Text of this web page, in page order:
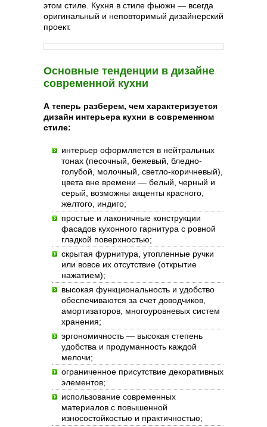
этом стиле. Кухня в стиле фьюжн — всегда
оригинальный и неповторимый дизайнерский
проект.
Основные тенденции в дизайне
современной кухни
А теперь разберем, чем характеризуется
дизайн интерьера кухни в современном
стиле:
интерьер оформляется в нейтральных
тонах (песочный, бежевый, бледно-
голубой, молочный, светло-коричневый),
цвета вне времени — белый, черный и
серый, возможны акценты красного,
желтого, индиго;
простые и лаконичные конструкции
фасадов кухонного гарнитура с ровной
гладкой поверхностью;
скрытая фурнитура, утопленные ручки
или вовсе их отсутствие (открытие
нажатием);
высокая функциональность и удобство
обеспечиваются за счет доводчиков,
амортизаторов, многоуровневых систем
хранения;
эргономичность — высокая степень
удобства и продуманность каждой
мелочи;
ограниченное присутствие декоративных
элементов;
использование современных
материалов с повышенной
износостойкостью и практичностью;